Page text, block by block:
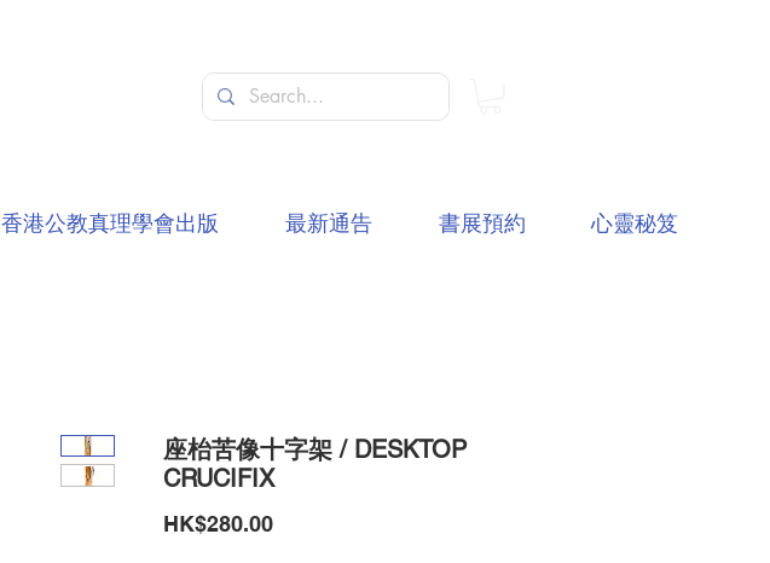
座枱苦像十字架 / DESKTOP
CRUCIFIX
HK$280.00價
香港公教真理學會出版 最新通告 書展預約 心靈秘笈